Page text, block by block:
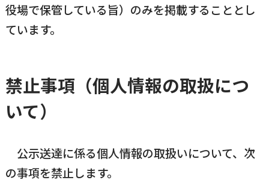
役場で保管している旨）のみを掲載することとし
ています。
禁止事項（個人情報の取扱につ
いて）
公示送達に係る個人情報の取扱いについて、次
の事項を禁止します。